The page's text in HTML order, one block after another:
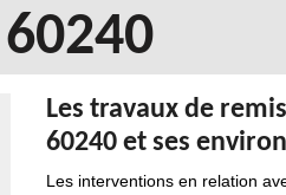
Les travaux de
60240 et ses
Les interventions en relation